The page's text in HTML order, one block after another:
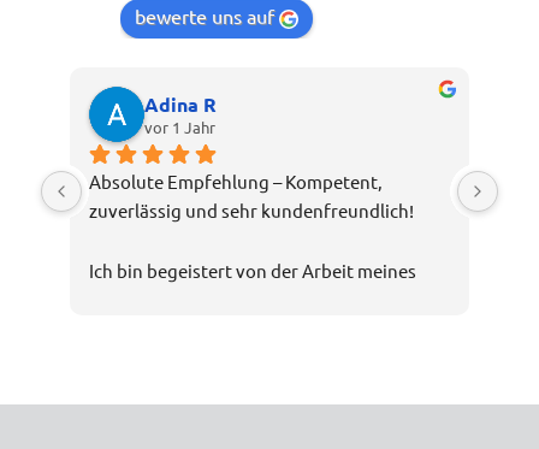
bewerte uns auf
Adina R
vor 1 Jahr
Absolute Empfehlung – Kompetent,
zuverlässig und sehr kundenfreundlich!
Ich bin begeistert von der Arbeit meines